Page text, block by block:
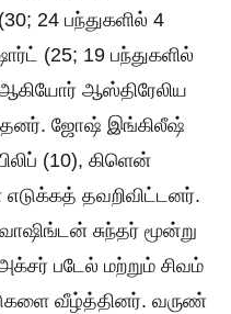
24 பந்துகளில் 4
(25; 19 பந்துகளில்
ஆஸ்திரேலிய
ஜோஷ் இங்கிலீஷ்
(10), கிளென்
தவறிவிட்டனர்.
சுந்தர் மூன்று
படேல் மற்றும் சிவம்
வீழ்த்தினர். வருண்